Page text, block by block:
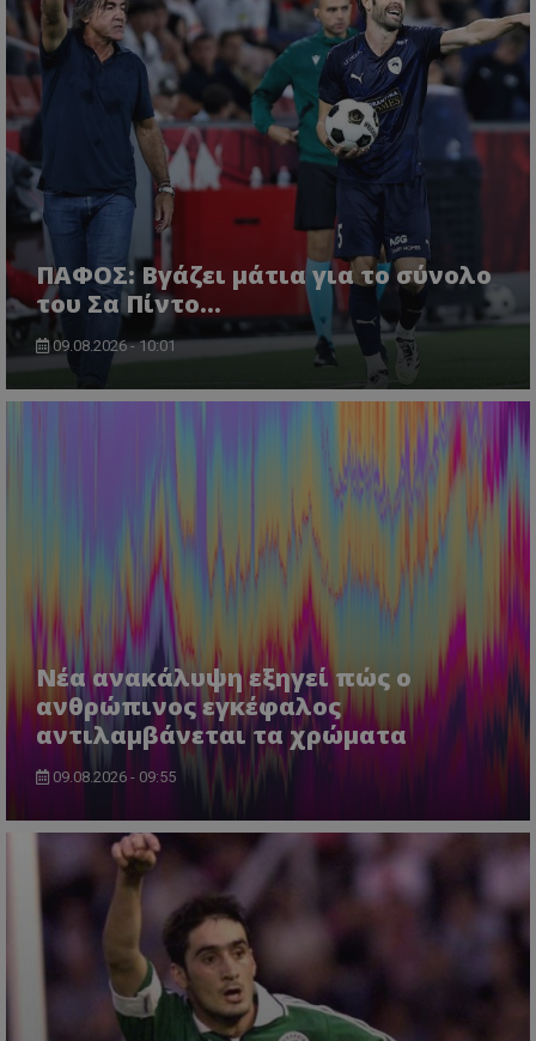
ΠΑΦΟΣ: Βγάζει μάτια για το σύνολο
του Σα Πίντο...
09.08.2026 - 10:01
Νέα ανακάλυψη εξηγεί πώς ο
ανθρώπινος εγκέφαλος
αντιλαμβάνεται τα χρώματα
09.08.2026 - 09:55